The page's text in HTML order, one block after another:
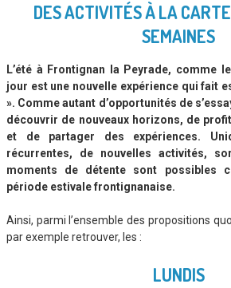
DES ACTIVITÉS À LA
SEMAINES
L’été à Frontignan la Peyrade, comme
jour est une nouvelle expérience qui fait
». Comme autant d’opportunités de
découvrir de nouveaux horizons, de
et de partager des expériences.
récurrentes, de nouvelles activités,
moments de détente sont possibles
période estivale frontignanaise.
Ainsi, parmi l’ensemble des propositions
par exemple retrouver, les :
LUNDIS